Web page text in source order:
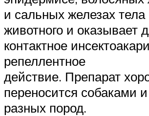
и сальных железах тела
животного и оказывает
контактное
репеллентное
действие. Препарат
переносится собаками
разных пород.